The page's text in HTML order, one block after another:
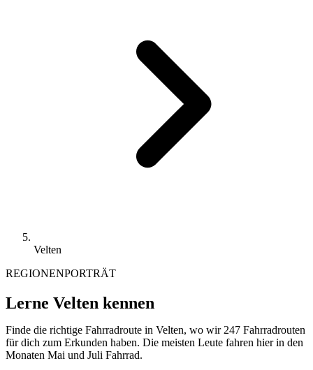
Velten
REGIONENPORTRÄT
Lerne Velten kennen
Finde die richtige Fahrradroute in Velten, wo wir 247 Fahrradrouten
für dich zum Erkunden haben. Die meisten Leute fahren hier in den
Monaten Mai und Juli Fahrrad.